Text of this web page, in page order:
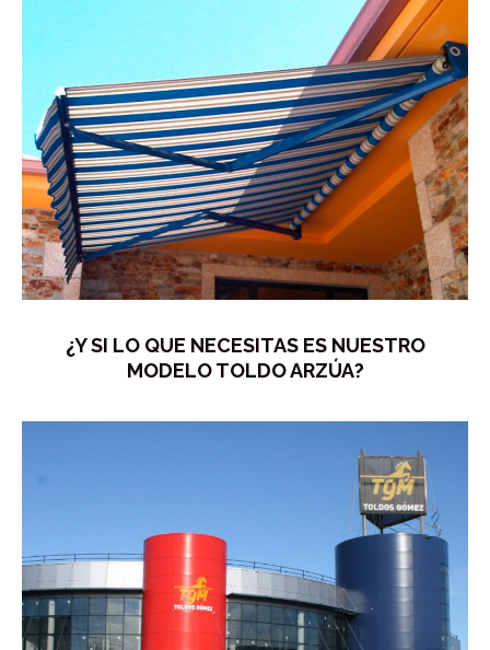
¿Y SI LO QUE NECESITAS ES NUESTRO
MODELO TOLDO ARZÚA?